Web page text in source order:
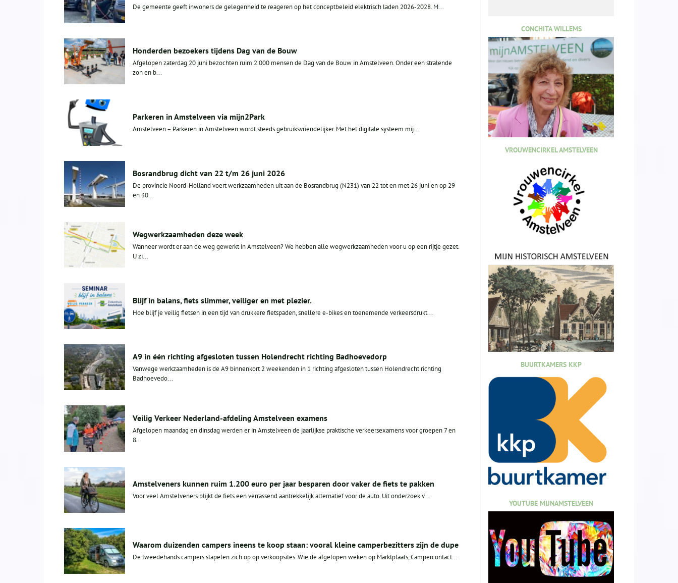
De gemeente geeft inwoners de gelegenheid te reageren op het conceptbeleid elektrisch laden 2026-2028. M...
Honderden bezoekers tijdens Dag van de Bouw
Afgelopen zaterdag 20 juni bezochten ruim 2.000 mensen de Dag van de Bouw in Amstelveen. Onder een stralende
zon en b...
Parkeren in Amstelveen via mijn2Park
Amstelveen – Parkeren in Amstelveen wordt steeds gebruiksvriendelijker. Met het digitale systeem mij...
Bosrandbrug dicht van 22 t/m 26 juni 2026
De provincie Noord-Holland voert werkzaamheden uit aan de Bosrandbrug (N231) van 22 tot en met 26 juni en op 29
en 30...
Wegwerkzaamheden deze week
Wanneer wordt er aan de weg gewerkt in Amstelveen? We hebben alle wegwerkzaamheden voor u op een rijtje gezet.
U zi...
Blijf in balans, fiets slimmer, veiliger en met plezier.
Hoe blijf je veilig fietsen in een tijd van drukkere fietspaden, snellere e-bikes en toenemende verkeersdrukt...
A9 in één richting afgesloten tussen Holendrecht richting Badhoevedorp
Vanwege werkzaamheden is de A9 binnenkort 2 weekenden in 1 richting afgesloten tussen Holendrecht richting
Badhoevedo...
Veilig Verkeer Nederland-afdeling Amstelveen examens
Afgelopen maandag en dinsdag werden er in Amstelveen de jaarlijkse praktische verkeersexamens voor groepen 7 en
8...
Amstelveners kunnen ruim 1.200 euro per jaar besparen door vaker de fiets te pakken
Voor veel Amstelveners blijkt de fiets een verrassend aantrekkelijk alternatief voor de auto. Uit onderzoek v...
Waarom duizenden campers ineens te koop staan: vooral kleine camperbezitters zijn de dupe
De tweedehands campers stapelen zich op op verkoopsites. Wie de afgelopen weken op Marktplaats, Campercontact...
CONCHITA WILLEMS
VROUWENCIRKEL AMSTELVEEN
BUURTKAMERS KKP
YOUTUBE MIJNAMSTELVEEN